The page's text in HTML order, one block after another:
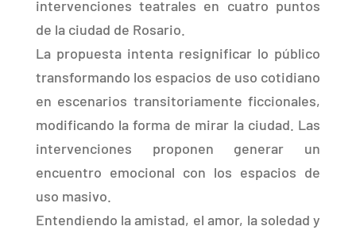
intervenciones teatrales en cuatro puntos
de la ciudad de Rosario.
La propuesta intenta resignificar lo público
transformando los espacios de uso cotidiano
en escenarios transitoriamente ficcionales,
modificando la forma de mirar la ciudad. Las
intervenciones proponen generar un
encuentro emocional con los espacios de
uso masivo.
Entendiendo la amistad, el amor, la soledad y